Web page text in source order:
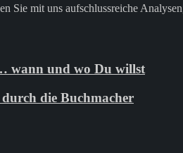
Sie mit uns aufschlussreiche
wann und wo Du willst
die Buchmacher